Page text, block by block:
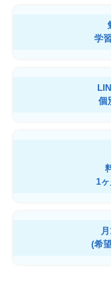
学
個
1
(希